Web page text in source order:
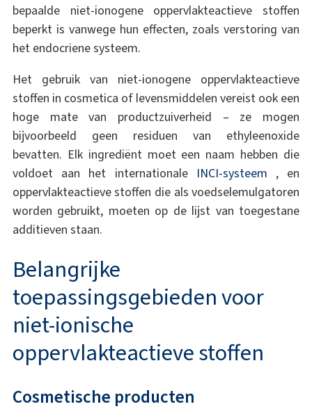
bepaalde niet-ionogene oppervlakteactieve stoffen
beperkt is vanwege hun effecten, zoals verstoring van
het endocriene systeem.
Het gebruik van niet-ionogene oppervlakteactieve
stoffen in cosmetica of levensmiddelen vereist ook een
hoge mate van productzuiverheid – ze mogen
bijvoorbeeld geen residuen van ethyleenoxide
bevatten. Elk ingrediënt moet een naam hebben die
voldoet aan het internationale INCI-systeem , en
oppervlakteactieve stoffen die als voedselemulgatoren
worden gebruikt, moeten op de lijst van toegestane
additieven staan.
Belangrijke
toepassingsgebieden voor
niet-ionische
oppervlakteactieve stoffen
Cosmetische producten